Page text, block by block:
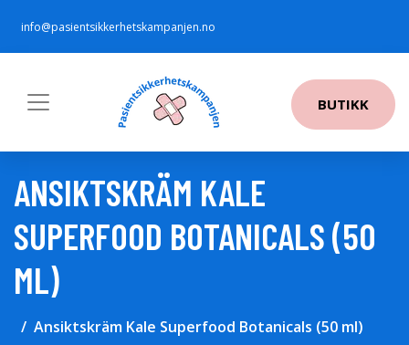
info@pasientsikkerhetskampanjen.no
BUTIKK
ANSIKTSKRÄM KALE
SUPERFOOD BOTANICALS (50
ML)
Ansiktskräm Kale Superfood Botanicals (50 ml)